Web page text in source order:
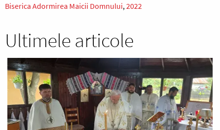
Biserica Adormirea Maicii Domnului 2022
Ultimele articole